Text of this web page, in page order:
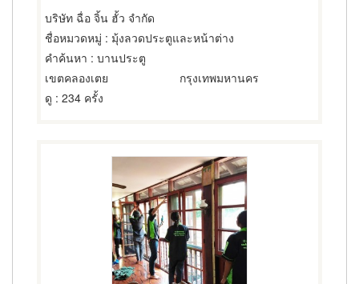
บริษัท ฉื่อ จิ้น ฮั้ว จำกัด
ชื่อหมวดหมู่ : มุ้งลวดประตูและหน้าต่าง
คำค้นหา : บานประตู
เขตคลองเตย
กรุงเทพมหานคร
ดู : 234 ครั้ง